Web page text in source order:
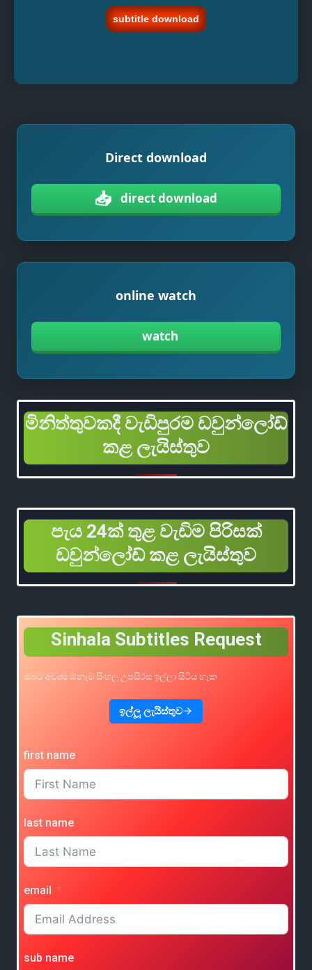
subtitle download
Direct download
📥 direct download
online watch
watch
මිනිත්තුවකදී වැඩිපුරම ඩවුන්ලෝඩ්
කළ ලැයිස්තුව
පැය 24ක් තුළ වැඩිම පිරිසක්
ඩවුන්ලෝඩ් කළ ලැයිස්තුව
Sinhala Subtitles Request
ඔබට අවශ්‍ය ඕනෑම සිංහල උපසිරස ඉල්ලා සිටිය හැක
ඉල්ලූ ලැයිස්තුව
first name
last name
email
sub name